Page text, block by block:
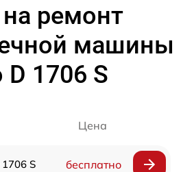
ремонт
машины
D 1706 S
Цена
S бесплатно